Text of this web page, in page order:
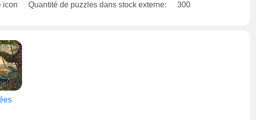
Quantité de puzzles dans stock externe: 300